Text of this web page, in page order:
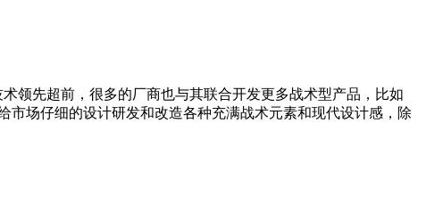
领先超前，很多的厂商也与其联合开发更多战术型产品，比如
场仔细的设计研发和改造各种充满战术元素和现代设计感，除